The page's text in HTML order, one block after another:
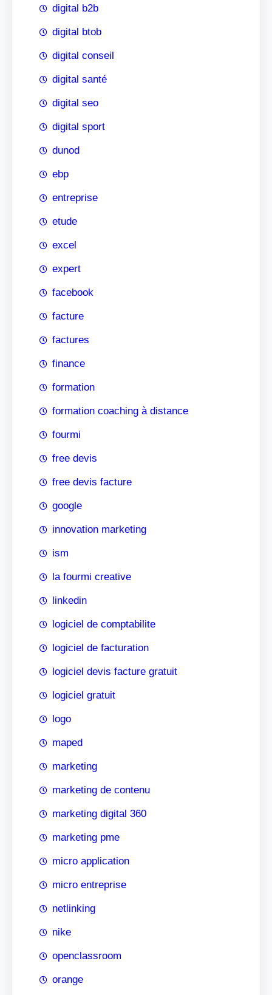
digital b2b
digital btob
digital conseil
digital santé
digital seo
digital sport
dunod
ebp
entreprise
etude
excel
expert
facebook
facture
factures
finance
formation
formation coaching à distance
fourmi
free devis
free devis facture
google
innovation marketing
ism
la fourmi creative
linkedin
logiciel de comptabilite
logiciel de facturation
logiciel devis facture gratuit
logiciel gratuit
logo
maped
marketing
marketing de contenu
marketing digital 360
marketing pme
micro application
micro entreprise
netlinking
nike
openclassroom
orange